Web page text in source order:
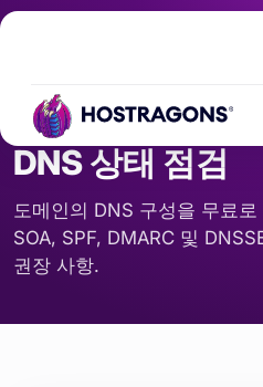
DNS 상태 점검
도메인의 DNS 구성을 무료
SOA, SPF, DMARC 및
권장 사항.